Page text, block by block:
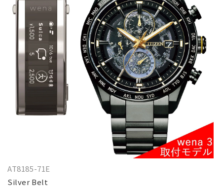
AT8185-71E
Silver Belt